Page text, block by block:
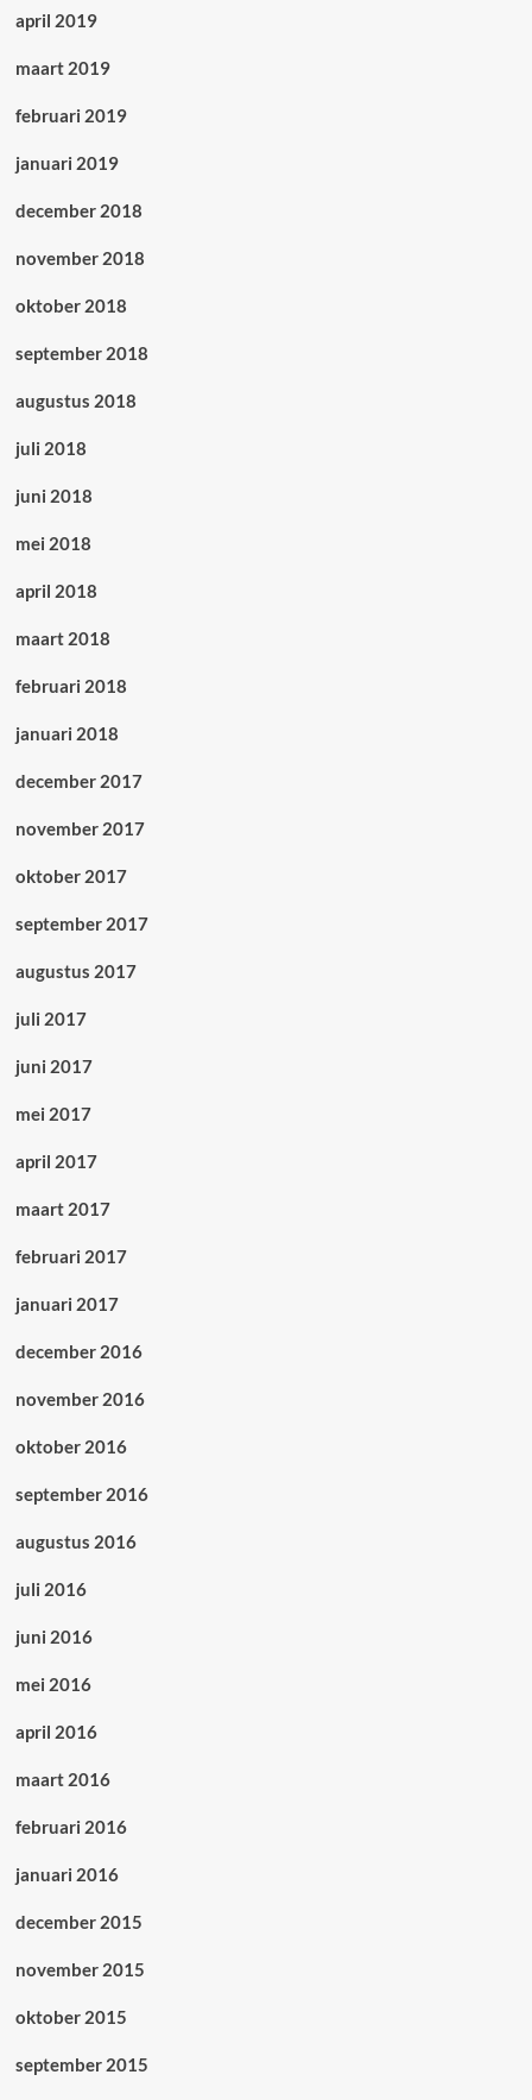
april 2019
maart 2019
februari 2019
januari 2019
december 2018
november 2018
oktober 2018
september 2018
augustus 2018
juli 2018
juni 2018
mei 2018
april 2018
maart 2018
februari 2018
januari 2018
december 2017
november 2017
oktober 2017
september 2017
augustus 2017
juli 2017
juni 2017
mei 2017
april 2017
maart 2017
februari 2017
januari 2017
december 2016
november 2016
oktober 2016
september 2016
augustus 2016
juli 2016
juni 2016
mei 2016
april 2016
maart 2016
februari 2016
januari 2016
december 2015
november 2015
oktober 2015
september 2015